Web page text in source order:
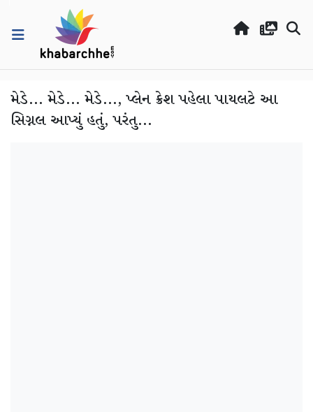
મેડે... મેડે... મેડે..., પ્લેન ક્રેશ પહેલા પાયલટે આ
સિગ્નલ આપ્યું હતું, પરંતુ...